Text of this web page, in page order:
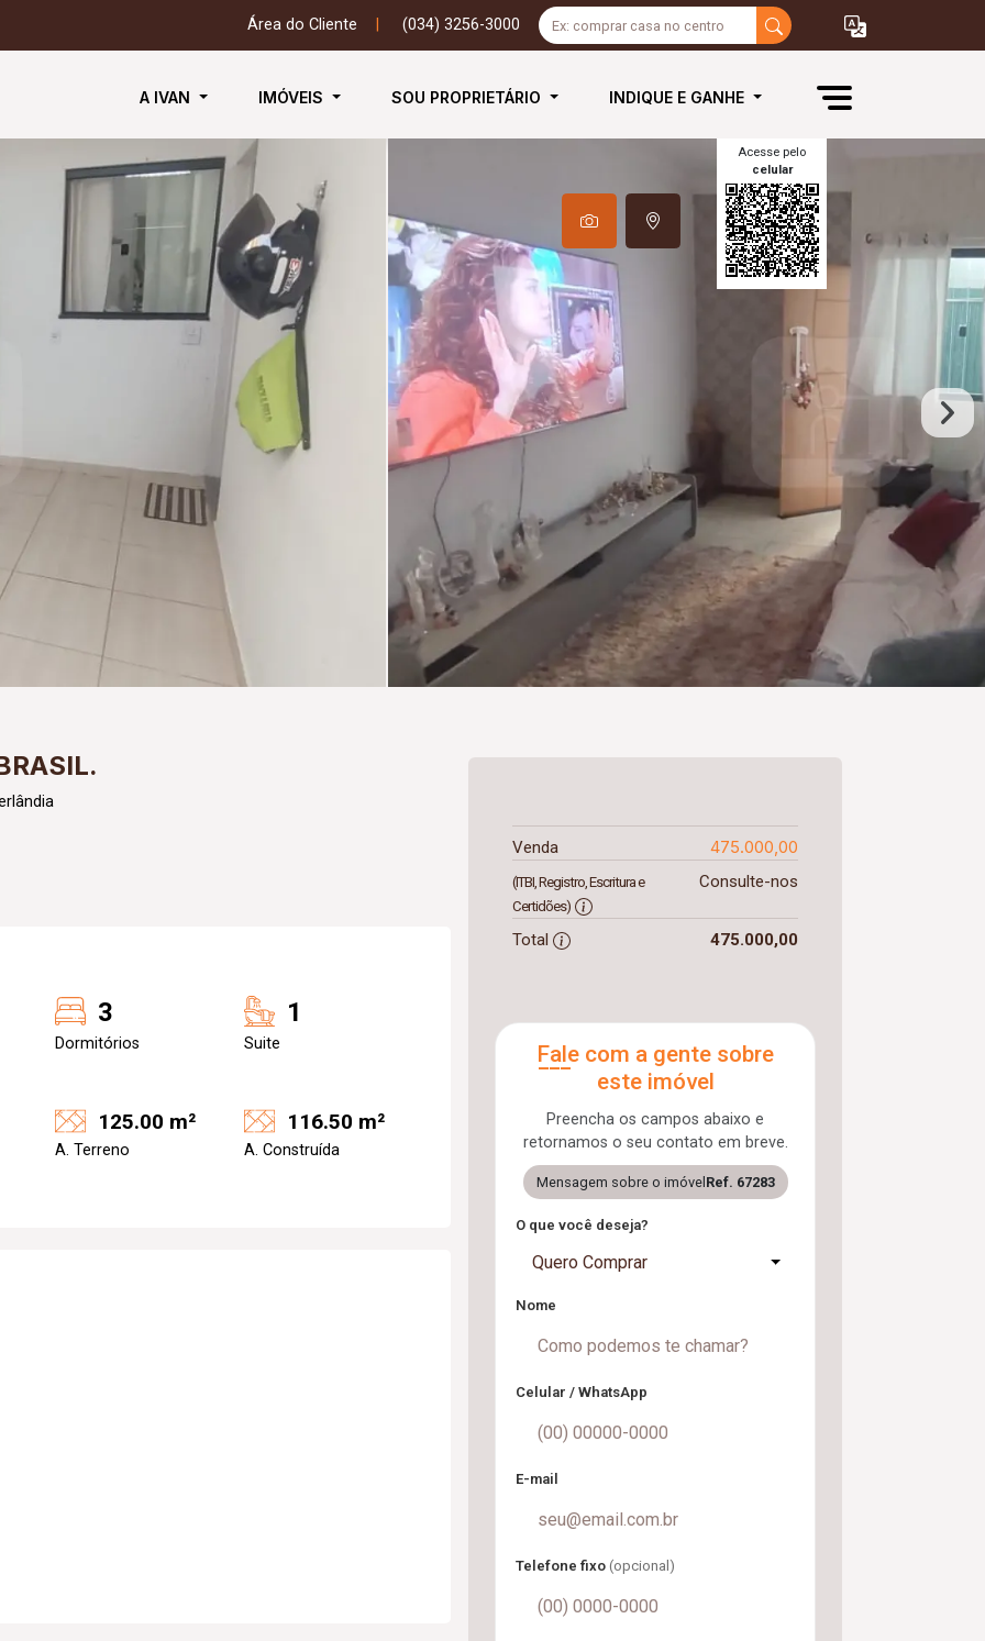
Área do Cliente (034) 3256-3000
A IVAN IMÓVEIS SOU PROPRIETÁRIO INDIQUE E GANHE
Acesse pelo
celular
3
Dormitórios
1
Suite
125.00 m²
A. Terreno
116.50 m²
A. Construída
Venda 475.000,00
(ITBI, Registro, Escritura e
Certidões)
Consulte-nos
Total 475.000,00
Fale com a gente sobre
este imóvel
Preencha os campos abaixo e
retornamos o seu contato em breve.
Mensagem sobre o imóvel Ref. 67283
O que você deseja?
Quero Comprar
Nome
Celular / WhatsApp
E-mail
Telefone fixo (opcional)